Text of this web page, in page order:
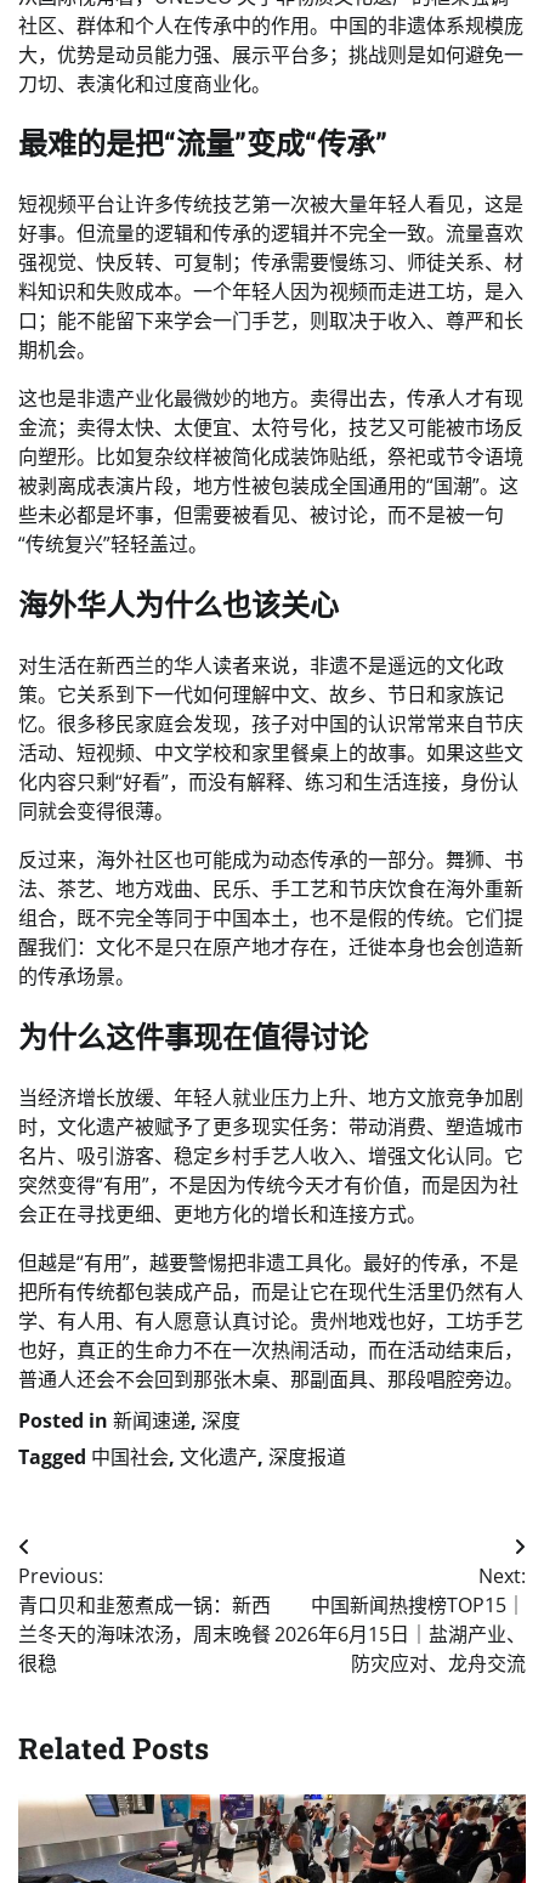
社区、群体和个人在传承中的作用。中国的非遗体系规模庞
大，优势是动员能力强、展示平台多；挑战则是如何避免一
刀切、表演化和过度商业化。
最难的是把“流量”变成“传承”
短视频平台让许多传统技艺第一次被大量年轻人看见，这是
好事。但流量的逻辑和传承的逻辑并不完全一致。流量喜欢
强视觉、快反转、可复制；传承需要慢练习、师徒关系、材
料知识和失败成本。一个年轻人因为视频而走进工坊，是入
口；能不能留下来学会一门手艺，则取决于收入、尊严和长
期机会。
这也是非遗产业化最微妙的地方。卖得出去，传承人才有现
金流；卖得太快、太便宜、太符号化，技艺又可能被市场反
向塑形。比如复杂纹样被简化成装饰贴纸，祭祀或节令语境
被剥离成表演片段，地方性被包装成全国通用的“国潮”。这
些未必都是坏事，但需要被看见、被讨论，而不是被一句
“传统复兴”轻轻盖过。
海外华人为什么也该关心
对生活在新西兰的华人读者来说，非遗不是遥远的文化政
策。它关系到下一代如何理解中文、故乡、节日和家族记
忆。很多移民家庭会发现，孩子对中国的认识常常来自节庆
活动、短视频、中文学校和家里餐桌上的故事。如果这些文
化内容只剩“好看”，而没有解释、练习和生活连接，身份认
同就会变得很薄。
反过来，海外社区也可能成为动态传承的一部分。舞狮、书
法、茶艺、地方戏曲、民乐、手工艺和节庆饮食在海外重新
组合，既不完全等同于中国本土，也不是假的传统。它们提
醒我们：文化不是只在原产地才存在，迁徙本身也会创造新
的传承场景。
为什么这件事现在值得讨论
当经济增长放缓、年轻人就业压力上升、地方文旅竞争加剧
时，文化遗产被赋予了更多现实任务：带动消费、塑造城市
名片、吸引游客、稳定乡村手艺人收入、增强文化认同。它
突然变得“有用”，不是因为传统今天才有价值，而是因为社
会正在寻找更细、更地方化的增长和连接方式。
但越是“有用”，越要警惕把非遗工具化。最好的传承，不是
把所有传统都包装成产品，而是让它在现代生活里仍然有人
学、有人用、有人愿意认真讨论。贵州地戏也好，工坊手艺
也好，真正的生命力不在一次热闹活动，而在活动结束后，
普通人还会不会回到那张木桌、那副面具、那段唱腔旁边。
Posted in 新闻速递, 深度
Tagged 中国社会, 文化遗产, 深度报道
Post
navigation
Previous:
青口贝和韭葱煮成一锅：新西
兰冬天的海味浓汤，周末晚餐
很稳
Next:
中国新闻热搜榜TOP15｜
2026年6月15日｜盐湖产业、
防灾应对、龙舟交流
Related Posts